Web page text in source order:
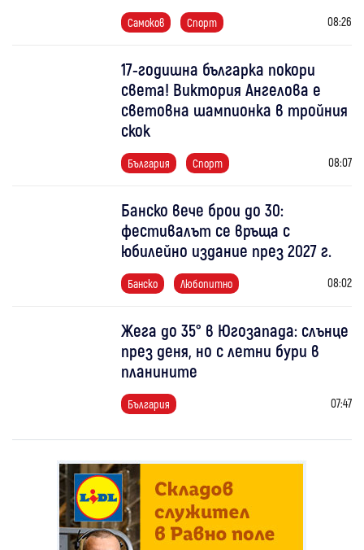
Самоков Спорт 08:26
17-годишна българка покори
света! Виктория Ангелова е
световна шампионка в тройния
скок
България Спорт 08:07
Банско вече брои до 30:
фестивалът се връща с
юбилейно издание през 2027 г.
Банско Любопитно 08:02
Жега до 35° в Югозапада: слънце
през деня, но с летни бури в
планините
България 07:47